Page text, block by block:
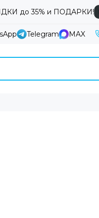
до 35% и ПОДАРКИ!
Telegram MAX